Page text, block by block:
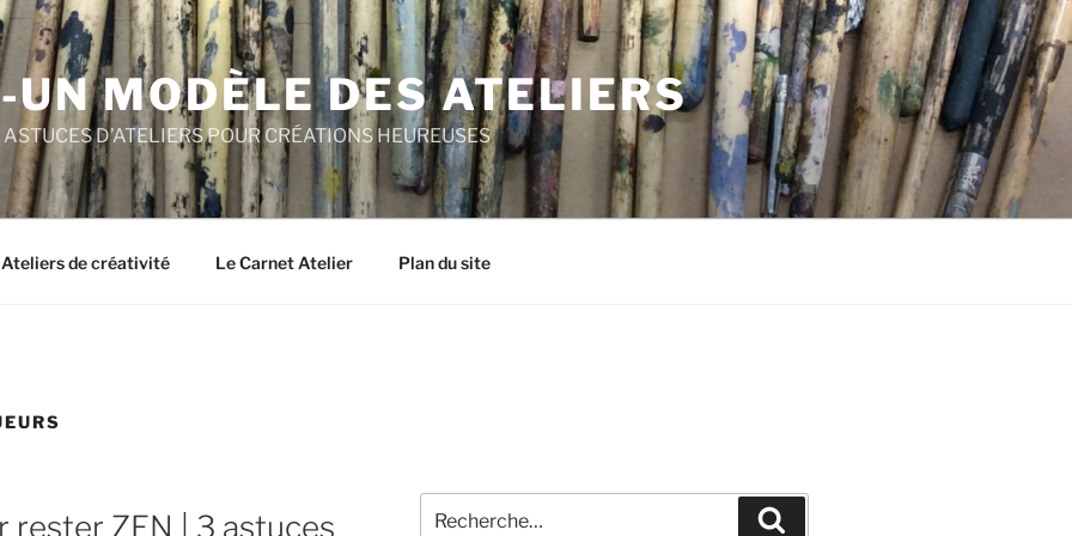
UN MODÈLE DES ATELIERS
D’ATELIERS POUR CRÉATIONS HEUREUSES
Ateliers de créativité Le Carnet Atelier Plan du site
rester ZEN | 3 astuces
pour